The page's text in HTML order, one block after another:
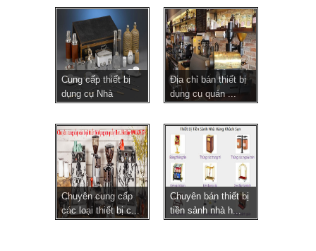
Cung cấp thiết bị
dụng cụ Nhà
Địa chỉ bán thiết bị
dụng cụ quán ...
Chuyên cung cấp
các loại thiết bị c...
Chuyên bán thiết bị
tiền sảnh nhà h...